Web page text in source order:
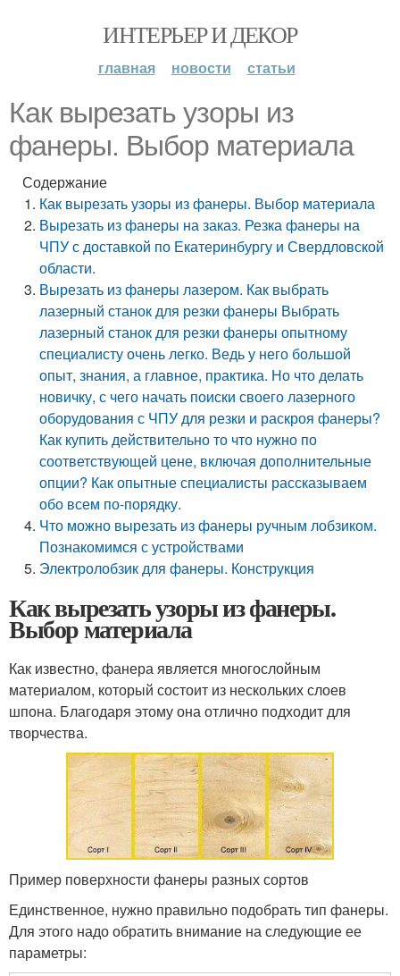
ИНТЕРЬЕР И ДЕКОР
главная новости статьи
Как вырезать узоры из
фанеры. Выбор материала
Содержание
Как вырезать узоры из фанеры. Выбор материала
Вырезать из фанеры на заказ. Резка фанеры на
ЧПУ с доставкой по Екатеринбургу и Свердловской
области.
Вырезать из фанеры лазером. Как выбрать
лазерный станок для резки фанеры Выбрать
лазерный станок для резки фанеры опытному
специалисту очень легко. Ведь у него большой
опыт, знания, а главное, практика. Но что делать
новичку, с чего начать поиски своего лазерного
оборудования с ЧПУ для резки и раскроя фанеры?
Как купить действительно то что нужно по
соответствующей цене, включая дополнительные
опции? Как опытные специалисты рассказываем
обо всем по-порядку.
Что можно вырезать из фанеры ручным лобзиком.
Познакомимся с устройствами
Электролобзик для фанеры. Конструкция
Как вырезать узоры из фанеры.
Выбор материала
Как известно, фанера является многослойным
материалом, который состоит из нескольких слоев
шпона. Благодаря этому она отлично подходит для
творчества.
Пример поверхности фанеры разных сортов
Единственное, нужно правильно подобрать тип фанеры.
Для этого надо обратить внимание на следующие ее
параметры: